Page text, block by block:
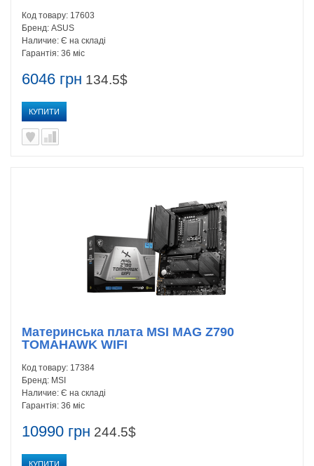
6046 грн 134.5$
КУПИТИ
Код товару: 17603
Бренд: ASUS
Наличие: Є на складі
Гарантія: 36 міс
10990 грн 244.5$
КУПИТИ
Материнська плата MSI MAG Z790
TOMAHAWK WIFI
Код товару: 17384
Бренд: MSI
Наличие: Є на складі
Гарантія: 36 міс